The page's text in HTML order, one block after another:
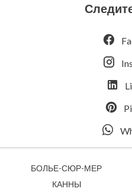
БОЛЬЕ-СЮР-МЕР
КАННЫ